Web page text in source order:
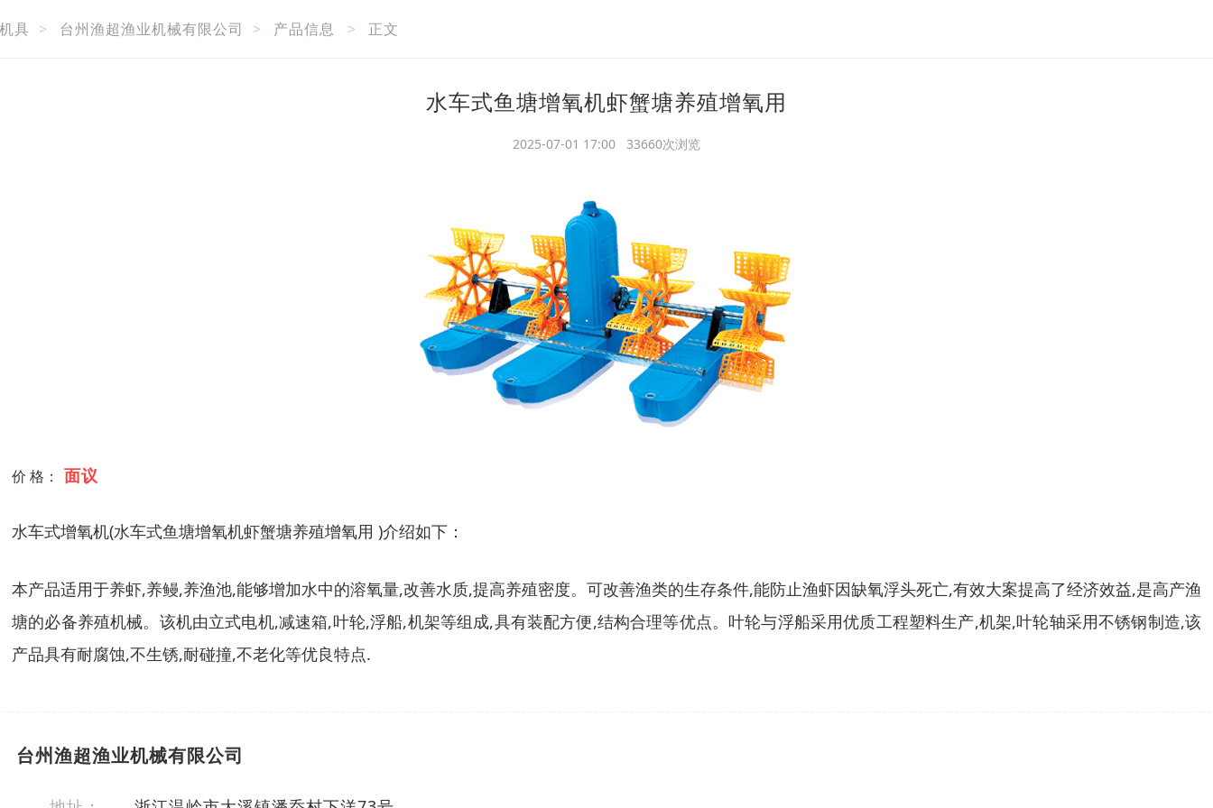
具 > 台州渔超渔业机械有限公司 > 产品信息 > 正文
水车式鱼塘增氧机虾蟹塘养殖增氧用
2025-07-01 17:00 33660次浏览
价 格： 面议
水车式增氧机(水车式鱼塘增氧机虾蟹塘养殖增氧用 )介绍如下：
本产品适用于养虾,养鳗,养渔池,能够增加水中的溶氧量,改善水质,提高养殖密度。可改善渔类的生存条件,能防止渔虾因缺氧浮头死亡,有效大案提高了经济效益,是高产渔
塘的必备养殖机械。该机由立式电机,减速箱,叶轮,浮船,机架等组成,具有装配方便,结构合理等优点。叶轮与浮船采用优质工程塑料生产,机架,叶轮轴采用不锈钢制造,该
产品具有耐腐蚀,不生锈,耐碰撞,不老化等优良特点.
台州渔超渔业机械有限公司